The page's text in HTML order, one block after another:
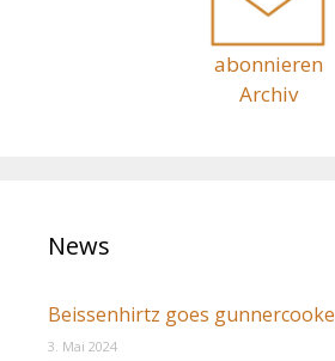
abonnieren
Archiv
News
Beissenhirtz goes gunnercooke
3. Mai 2024